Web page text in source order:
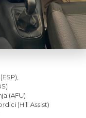
(AFU)
(Hill Assist)